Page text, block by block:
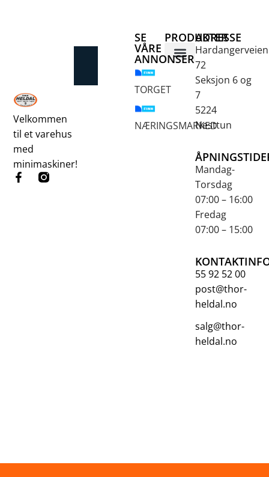
Velkommen
til et varehus
med
minimaskiner!
ADRESSE
Hardangerveien
72
Seksjon 6 og
7
5224
Nesttun
Mandag-
Torsdag
07:00 – 16:00
Fredag
07:00 – 15:00
55 92 52 00
post@thor-
heldal.no
salg@thor-
heldal.no
PRODUKTER
SE
VÅRE
ANNONSER
TORGET
NÆRINGSMARKED